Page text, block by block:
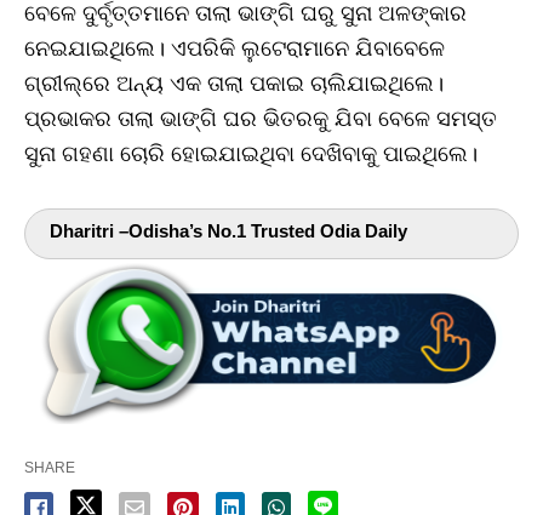
ବେଳେ ଦୁର୍ବୃତ୍ତମାନେ ତାଲା ଭାଙ୍ଗି ଘରୁ ସୁନା ଅଳଙ୍କାର
ନେଇଯାଇଥିଲେ। ଏପରିକି ଲୁଟେରାମାନେ ଯିବାବେଳେ
ଗ୍ରୀଲ୍‌ରେ ଅନ୍ୟ ଏକ ତାଲା ପକାଇ ଚାଲିଯାଇଥିଲେ।
ପ୍ରଭାକର ତାଲା ଭାଙ୍ଗି ଘର ଭିତରକୁ ଯିବା ବେଳେ ସମସ୍ତ
ସୁନା ଗହଣା ଚୋରି ହୋଇଯାଇଥିବା ଦେଖିବାକୁ ପାଇଥିଲେ।
Dharitri –Odisha’s No.1 Trusted Odia Daily
SHARE